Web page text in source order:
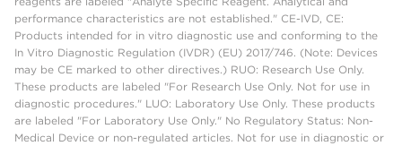
performance characteristics are not established." CE-IVD, CE:
Products intended for in vitro diagnostic use and conforming to the
In Vitro Diagnostic Regulation (IVDR) (EU) 2017/746. (Note: Devices
may be CE marked to other directives.) RUO: Research Use Only.
These products are labeled "For Research Use Only. Not for use in
diagnostic procedures." LUO: Laboratory Use Only. These products
are labeled "For Laboratory Use Only." No Regulatory Status: Non-
Medical Device or non-regulated articles. Not for use in diagnostic or